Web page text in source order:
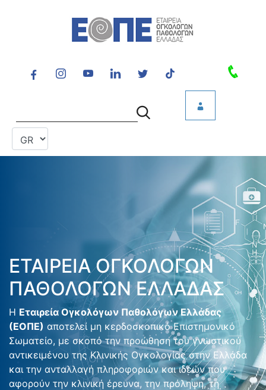
ΕΤΑΙΡΕΙΑ ΟΓΚΟΛΟΓΩΝ
ΠΑΘΟΛΟΓΩΝ ΕΛΛΑΔΑΣ
Η Εταιρεία Ογκολόγων Παθολόγων Ελλάδας
(ΕΟΠΕ) αποτελεί μη κερδοσκοπικό Επιστημονικό
Σωματείο, με σκοπό την προώθηση του γνωστικού
αντικειμένου της Κλινικής Ογκολογίας στην Ελλάδα
και την ανταλλαγή πληροφοριών και ιδεών που
αφορούν την κλινική έρευνα, την πρόληψη, τη